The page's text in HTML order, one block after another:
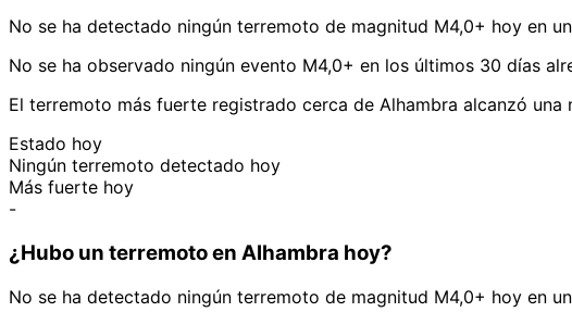
No se ha detectado ningún terremoto de magnitud M4,0+ hoy en
No se ha observado ningún evento M4,0+ en los últimos 30 días
El terremoto más fuerte registrado cerca de Alhambra alcanzó
Estado hoy
Ningún terremoto detectado hoy
Más fuerte hoy
-
¿Hubo un terremoto en Alhambra hoy?
No se ha detectado ningún terremoto de magnitud M4,0+ hoy en